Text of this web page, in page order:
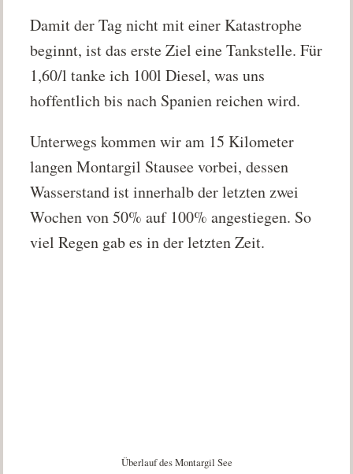
Damit der Tag nicht mit einer Katastrophe
beginnt, ist das erste Ziel eine Tankstelle. Für
1,60/l tanke ich 100l Diesel, was uns
hoffentlich bis nach Spanien reichen wird.
Unterwegs kommen wir am 15 Kilometer
langen Montargil Stausee vorbei, dessen
Wasserstand ist innerhalb der letzten zwei
Wochen von 50% auf 100% angestiegen. So
viel Regen gab es in der letzten Zeit.
Überlauf des Montargil See